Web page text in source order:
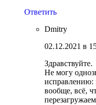
Ответить
Dmitry
02.12.2021 в
Здравствуйте.
Не могу
исправлению:
вообще, всё,